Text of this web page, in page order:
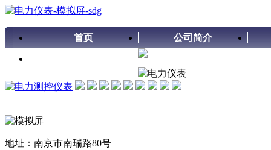
首页 公司简介
地址：南京市南瑞路80号